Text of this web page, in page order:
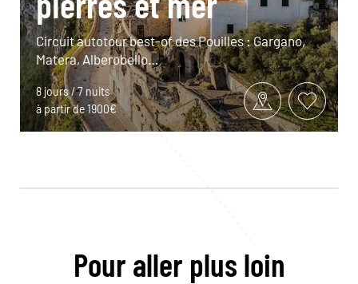
Circuit autotour best-of des Pouilles : Gargano,
Matera, Alberobello…
8 jours / 7 nuits
à partir de 1900€
Pour aller plus loin